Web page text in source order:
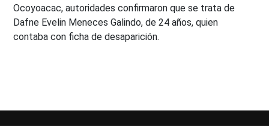
Ocoyoacac, autoridades confirmaron que se trata de
Dafne Evelin Meneces Galindo, de 24 años, quien
contaba con ficha de desaparición.